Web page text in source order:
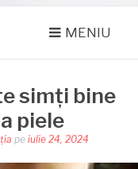
MENIU
simți bine
piele
pe iulie 24, 2024